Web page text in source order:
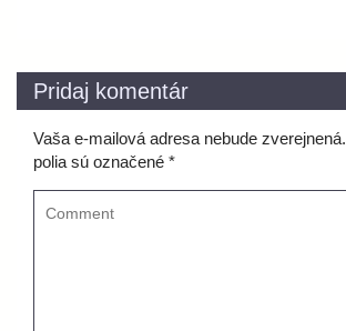
Pridaj komentár
Vaša e-mailová adresa nebude zverejnená.
polia sú označené *